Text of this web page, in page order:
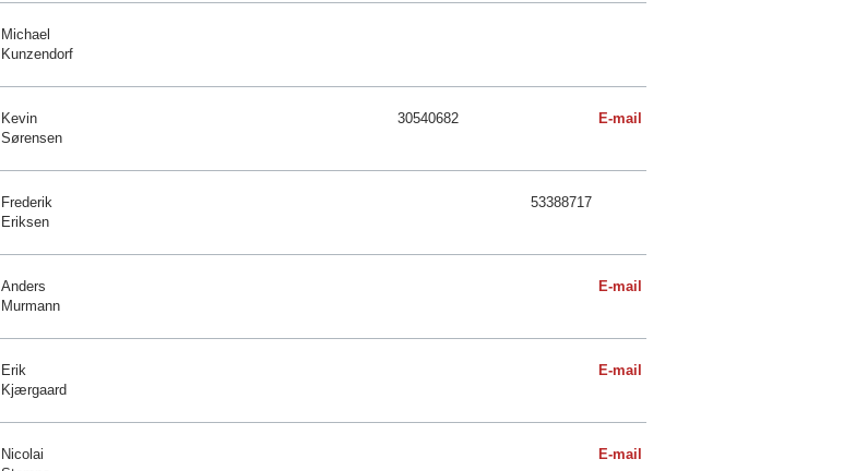
Michael
Kunzendorf
Kevin
Sørensen
30540682 E-mail
Frederik
Eriksen
53388717
Anders
Murmann
E-mail
Erik
Kjærgaard
E-mail
Nicolai
E-mail